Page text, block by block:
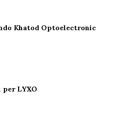
Khatod Optoelectronic
per LYXO